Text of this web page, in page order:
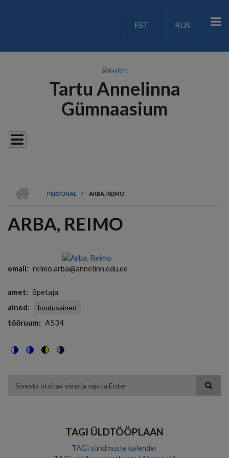
LANGUAGE
EST RUS
Tartu Annelinna
Gümnaasium
LEIVAPURU
PERSONAL
/ ARBA, REIMO
ARBA, REIMO
email reimo.arba@annelinn.edu.ee
amet
õpetaja
ained
loodusained
tööruum A534
theme
TAGI ÜLDTÖÖPLAAN
TAGi sündmuste kalender